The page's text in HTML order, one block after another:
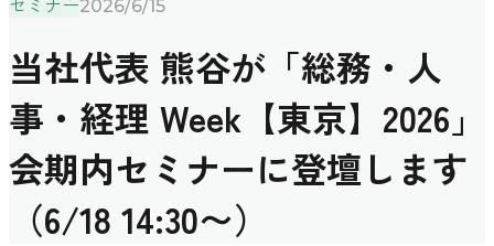
2026/6/15
当社代表 熊谷が「総務・人
事・経理 Week【東京】2026」
会期内セミナーに登壇します
（6/18 14:30〜）